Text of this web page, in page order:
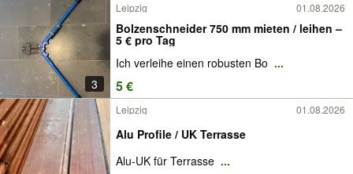
3
Leipzig 01.08.2026
Bolzenschneider 750 mm mieten / leihen –
5 € pro Tag
Ich verleihe einen robusten Bo ...
5 €
Leipzig 01.08.2026
Alu Profile / UK Terrasse
Alu-UK für Terrasse ...